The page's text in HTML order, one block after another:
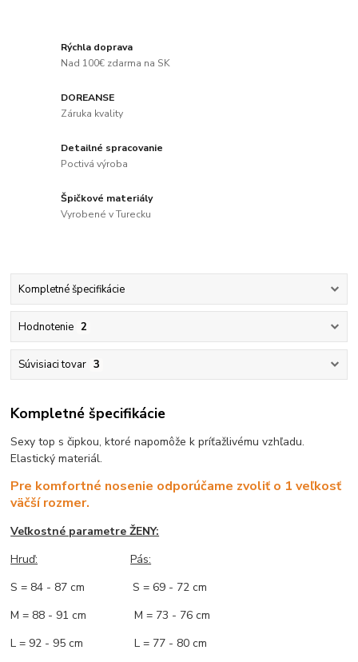
Rýchla doprava
Nad 100€ zdarma na SK
DOREANSE
Záruka kvality
Detailné spracovanie
Poctivá výroba
Špičkové materiály
Vyrobené v Turecku
Kompletné špecifikácie
Hodnotenie 2
Súvisiaci tovar 3
Kompletné špecifikácie
Sexy top s čipkou, ktoré napomôže k príťažlivému vzhľadu.
Elastický materiál.
Pre komfortné nosenie odporúčame zvoliť o 1 veľkosť
väčší rozmer.
Veľkostné parametre ŽENY:
Hruď:
Pás:
S = 84 - 87 cm S = 69 - 72 cm
M = 88 - 91 cm M = 73 - 76 cm
L = 92 - 95 cm L = 77 - 80 cm